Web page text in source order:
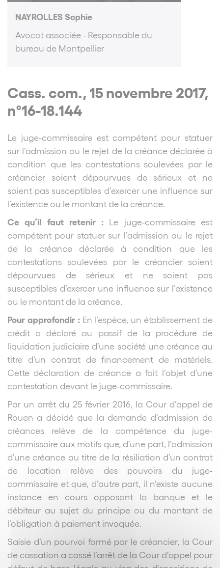
NAYROLLES Sophie
Avocat associée - Responsable du
bureau de Montpellier
Cass. com., 15 novembre 2017,
n°16-18.144
Le juge-commissaire est compétent pour statuer
sur l’admission ou le rejet de la créance déclarée à
condition que les contestations soulevées par le
créancier soient dépourvues de sérieux et ne
soient pas susceptibles d’exercer une influence sur
l’existence ou le montant de la créance.
Ce qu’il faut retenir : Le juge-commissaire est
compétent pour statuer sur l’admission ou le rejet
de la créance déclarée à condition que les
contestations soulevées par le créancier soient
dépourvues de sérieux et ne soient pas
susceptibles d’exercer une influence sur l’existence
ou le montant de la créance.
Pour approfondir : En l’espèce, un établissement de
crédit a déclaré au passif de la procédure de
liquidation judiciaire d’une société une créance au
titre d’un contrat de financement de matériels.
Cette déclaration de créance a fait l’objet d’une
contestation devant le juge-commissaire.
Par un arrêt du 25 février 2016, la Cour d’appel de
Rouen a décidé que la demande d’admission de
créances relève de la compétence du juge-
commissaire aux motifs que, d’une part, l’admission
d’une créance au titre de la résiliation d’un contrat
de location relève des pouvoirs du juge-
commissaire et que, d’autre part, il n’existe aucune
instance en cours opposant la banque et le
débiteur au sujet du principe ou du montant de
l’obligation à paiement invoquée.
Saisie d’un pourvoi formé par le créancier, la Cour
de cassation a cassé l’arrêt de la Cour d’appel pour